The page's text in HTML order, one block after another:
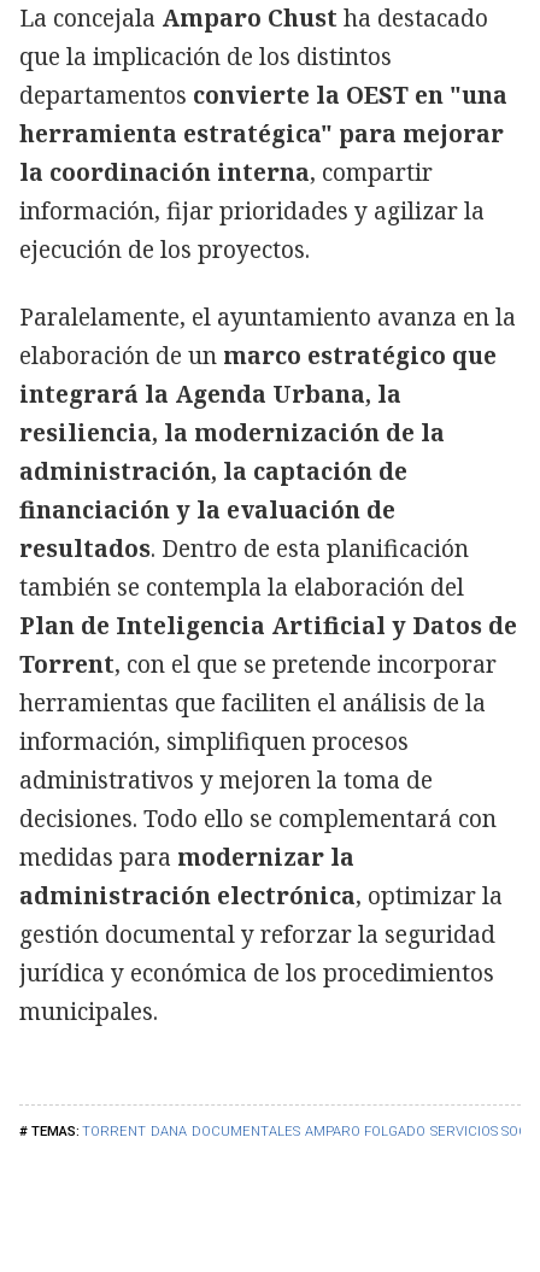
TORRENT DANA DOCUMENTALES AMPARO FOLGADO SERVICIOS
La concejala Amparo Chust ha destacado
que la implicación de los distintos
departamentos convierte la OEST en "una
herramienta estratégica" para mejorar
la coordinación interna, compartir
información, fijar prioridades y agilizar la
ejecución de los proyectos.
Paralelamente, el ayuntamiento avanza en la
elaboración de un marco estratégico que
integrará la Agenda Urbana, la
resiliencia, la modernización de la
administración, la captación de
financiación y la evaluación de
resultados. Dentro de esta planificación
también se contempla la elaboración del
Plan de Inteligencia Artificial y Datos de
Torrent, con el que se pretende incorporar
herramientas que faciliten el análisis de la
información, simplifiquen procesos
administrativos y mejoren la toma de
decisiones. Todo ello se complementará con
medidas para modernizar la
administración electrónica, optimizar la
gestión documental y reforzar la seguridad
jurídica y económica de los procedimientos
municipales.